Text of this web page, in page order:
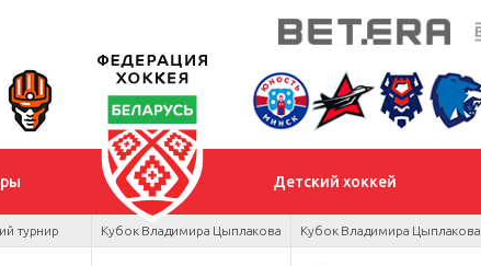
Детский хоккей
турнир Кубок Владимира Цыплакова Кубок Владимира Цыплакова